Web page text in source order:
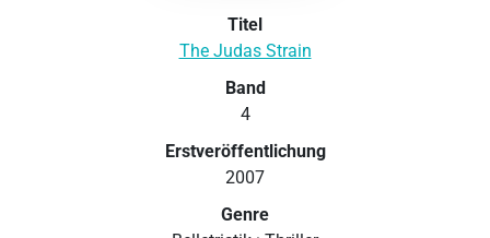
Titel
The Judas Strain
Band
4
Erstveröffentlichung
2007
Genre